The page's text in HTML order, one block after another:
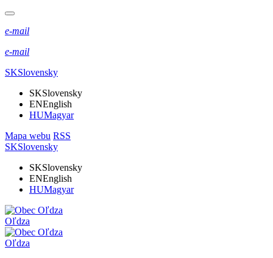
e-mail
e-mail
SKSlovensky
SKSlovensky
ENEnglish
HUMagyar
Mapa webu RSS
SKSlovensky
SKSlovensky
ENEnglish
HUMagyar
Oľdza
Oľdza